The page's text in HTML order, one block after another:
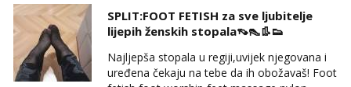
dostupna radnim danom (vikendi i noći su za
obitelj) - vodiš brigu o zdravlju i koristiš
zaštitu Ne javljajte se: - debele - frajeri i
paro...
SPLIT:FOOT FETISH za sve ljubitelje
lijepih ženskih stopala👡👠👢👟
Najljepša stopala u regiji,uvijek njegovana i
uređena čekaju na tebe da ih obožavaš! Foot